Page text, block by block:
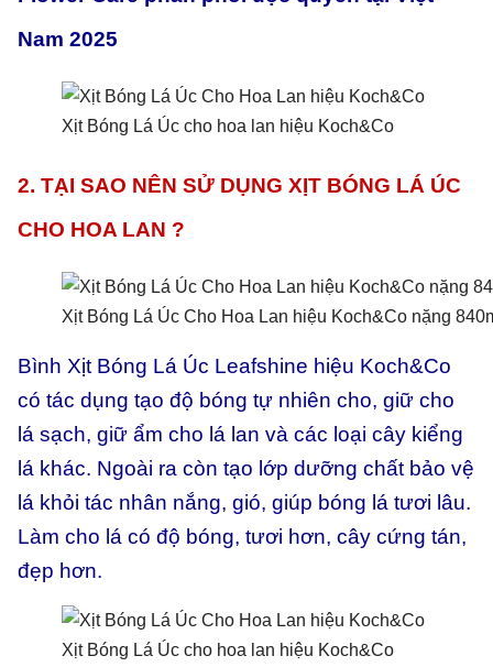
Nam 2025
Xịt Bóng Lá Úc cho hoa lan hiệu Koch&Co
2. TẠI SAO NÊN SỬ DỤNG XỊT BÓNG LÁ ÚC
CHO HOA LAN ?
Xịt Bóng Lá Úc Cho Hoa Lan hiệu Koch&Co nặng
Bình Xịt Bóng Lá Úc Leafshine hiệu Koch&Co
có tác dụng tạo độ bóng tự nhiên cho, giữ cho
lá sạch, giữ ẩm cho lá lan và các loại cây kiểng
lá khác. Ngoài ra còn tạo lớp dưỡng chất bảo vệ
lá khỏi tác nhân nắng, gió, giúp bóng lá tươi lâu.
Làm cho lá có độ bóng, tươi hơn, cây cứng tán,
đẹp hơn.
Xịt Bóng Lá Úc cho hoa lan hiệu Koch&Co